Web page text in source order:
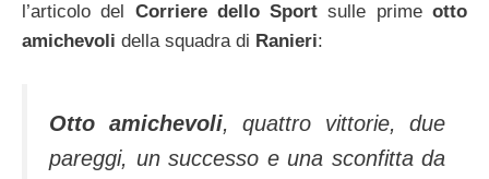
l’articolo del Corriere dello Sport sulle primeotto
amichevoli della squadra di Ranieri:
Otto amichevoli, quattro vittorie, due
pareggi, un successo e una sconfitta da